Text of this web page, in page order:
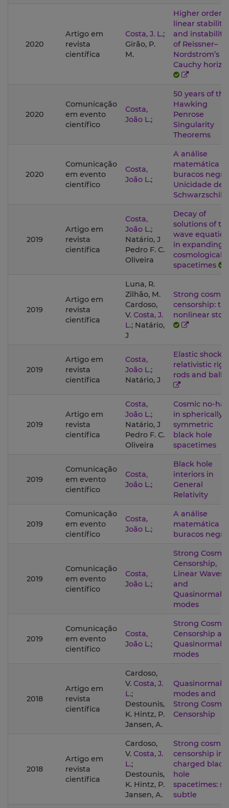
2020
Artigo em
revista
científica
Costa, J. L.;
Girão, P.
M.
Higher order
linear stability
and instability
of Reissner–
Nordstrom’s
Cauchy
2020
Comunicação
em evento
científico
Costa,
João L.;
50 years of the
Hawking
Penrose
Singularity
Theorems
2020
Comunicação
em evento
científico
Costa,
João L.;
A análise
matemática
buracos
Unicidade de
Schwarzschild
2019
Artigo em
revista
científica
Costa,
João L.;
Natário, J
Pedro F. C.
Oliveira
Decay of
solutions of
wave equation
in expanding
cosmological
spacetimes
2019
Artigo em
revista
científica
Luna, R.
Zilhão, M.
Cardoso,
V. Costa, J.
L.; Natário,
J
Strong cosmic
censorship:
nonlinear
2019
Artigo em
revista
científica
Costa,
João L.;
Natário, J
Elastic shocks
relativistic
rods and balls
2019
Artigo em
revista
científica
Costa,
João L.;
Natário, J
Pedro F. C.
Oliveira
Cosmic no-
in spherically
symmetric
black hole
spacetimes
2019
Comunicação
em evento
científico
Costa,
João L.;
Black hole
interiors in
General
Relativity
2019
Comunicação
em evento
científico
Costa,
João L.;
A análise
matemática
buracos
2019
Comunicação
em evento
científico
Costa,
João L.;
Strong Cosmic
Censorship,
Linear Waves
and
Quasinormal
modes
2019
Comunicação
em evento
científico
Costa,
João L.;
Strong Cosmic
Censorship
Quasinormal
modes
2018
Artigo em
revista
científica
Cardoso,
V. Costa, J.
L.;
Destounis,
K. Hintz, P.
Jansen, A.
Quasinormal
modes and
Strong Cosmic
Censorship
2018
Artigo em
revista
científica
Cardoso,
V. Costa, J.
L.;
Destounis,
K. Hintz, P.
Jansen, A.
Strong cosmic
censorship in
charged
hole
spacetimes:
subtle